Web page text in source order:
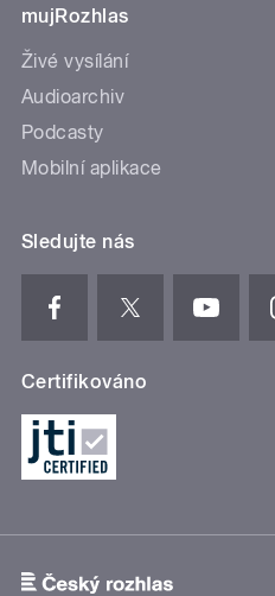
mujRozhlas
Živé vysílání
Audioarchiv
Podcasty
Mobilní aplikace
Sledujte nás
Certifikováno